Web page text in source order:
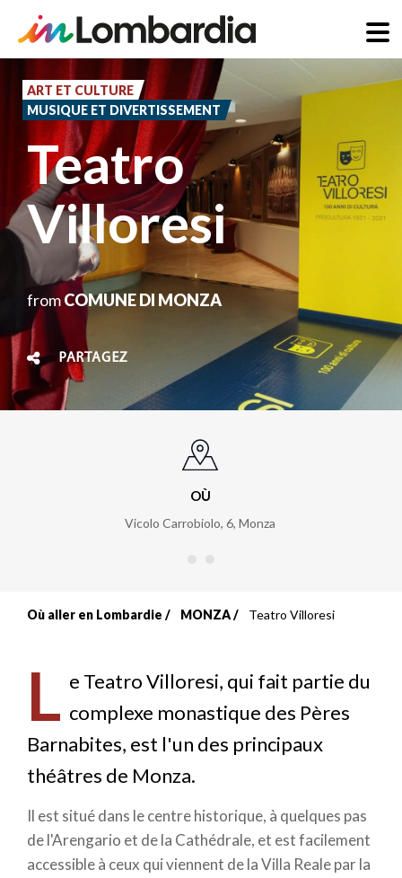
contenu
principal
ART ET CULTURE
MUSIQUE ET DIVERTISSEMENT
Teatro
Villoresi
fromCOMUNE DI MONZA
PARTAGEZ
OÙ
Vicolo Carrobiolo, 6, Monza
d'Ariane
Où aller en Lombardie MONZA Teatro Villoresi
L e Teatro Villoresi, qui fait partie du
complexe monastique des Pères
Barnabites, est l'un des principaux
théâtres de Monza.
Il est situé dans le centre historique, à quelques pas
de l'Arengario et de la Cathédrale, et est facilement
accessible à ceux qui viennent de la Villa Reale par la